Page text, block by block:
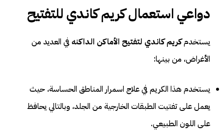
دواعي استعمال كريم كاندي للتفتيح
يستخدمكريم كاندي لتفتيح الأماكن الداكنه في العديد من
الأغراض، من بينها:
يستخدم هذا الكريم في علاج اسمرار المناطق الحساسة، حيث
يعمل على تفتيت الطبقات الخارجية من الجلد، وبالتالي يحافظ
على اللون الطبيعي.